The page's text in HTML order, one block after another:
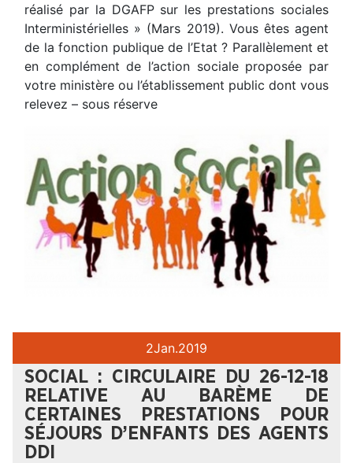
réalisé par la DGAFP sur les prestations sociales
Interministérielles » (Mars 2019). Vous êtes agent
de la fonction publique de l’Etat ? Parallèlement et
en complément de l’action sociale proposée par
votre ministère ou l’établissement public dont vous
relevez – sous réserve
2Jan.2019
SOCIAL : CIRCULAIRE DU 26-12-18
RELATIVE AU BARÈME DE
CERTAINES PRESTATIONS POUR
SÉJOURS D’ENFANTS DES AGENTS
DDI